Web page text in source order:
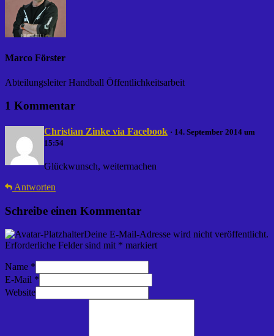
Marco Förster
Abteilungsleiter Handball Öffentlichkeitsarbeit
1 Kommentar
Christian Zinke via Facebook · 14. September 2014 um
15:54
Glückwunsch, weitermachen
Antworten
Schreibe einen Kommentar
Deine E-Mail-Adresse wird nicht veröffentlicht.
Erforderliche Felder sind mit * markiert
Name *
E-Mail *
Website